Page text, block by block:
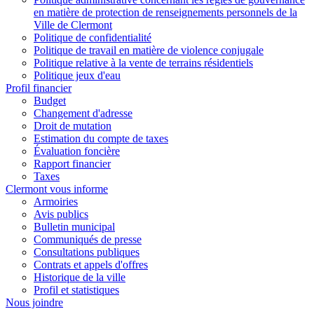
en matière de protection de renseignements personnels de la
Ville de Clermont
Politique de confidentialité
Politique de travail en matière de violence conjugale
Politique relative à la vente de terrains résidentiels
Politique jeux d'eau
Profil financier
Budget
Changement d'adresse
Droit de mutation
Estimation du compte de taxes
Évaluation foncière
Rapport financier
Taxes
Clermont vous informe
Armoiries
Avis publics
Bulletin municipal
Communiqués de presse
Consultations publiques
Contrats et appels d'offres
Historique de la ville
Profil et statistiques
Nous joindre